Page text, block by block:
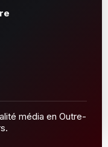
média en Outre-